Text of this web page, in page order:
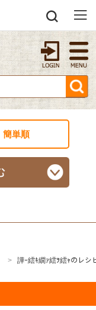
簡単順
譁ｰ繧ｷ繝ｧ繧ｦ繧ｬのレシ